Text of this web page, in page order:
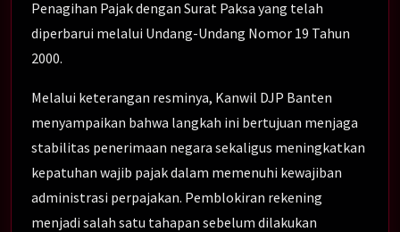
Penagihan Pajak dengan Surat Paksa yang telah
diperbarui melalui Undang-Undang Nomor 19 Tahun
2000.
Melalui keterangan resminya, Kanwil DJP Banten
menyampaikan bahwa langkah ini bertujuan menjaga
stabilitas penerimaan negara sekaligus meningkatkan
kepatuhan wajib pajak dalam memenuhi kewajiban
administrasi perpajakan. Pemblokiran rekening
menjadi salah satu tahapan sebelum dilakukan